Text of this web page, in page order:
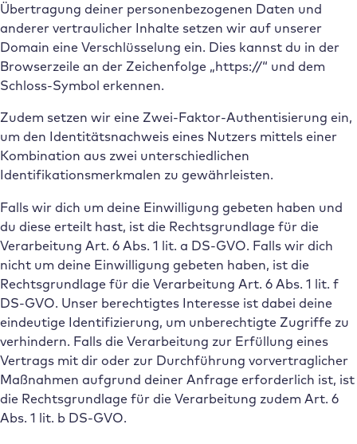
Übertragung deiner personenbezogenen Daten und
anderer vertraulicher Inhalte setzen wir auf unserer
Domain eine Verschlüsselung ein. Dies kannst du in der
Browserzeile an der Zeichenfolge „https://“ und dem
Schloss-Symbol erkennen.
Zudem setzen wir eine Zwei-Faktor-Authentisierung ein,
um den Identitätsnachweis eines Nutzers mittels einer
Kombination aus zwei unterschiedlichen
Identifikationsmerkmalen zu gewährleisten.
Falls wir dich um deine Einwilligung gebeten haben und
du diese erteilt hast, ist die Rechtsgrundlage für die
Verarbeitung Art. 6 Abs. 1 lit. a DS-GVO. Falls wir dich
nicht um deine Einwilligung gebeten haben, ist die
Rechtsgrundlage für die Verarbeitung Art. 6 Abs. 1 lit. f
DS-GVO. Unser berechtigtes Interesse ist dabei deine
eindeutige Identifizierung, um unberechtigte Zugriffe zu
verhindern. Falls die Verarbeitung zur Erfüllung eines
Vertrags mit dir oder zur Durchführung vorvertraglicher
Maßnahmen aufgrund deiner Anfrage erforderlich ist, ist
die Rechtsgrundlage für die Verarbeitung zudem Art. 6
Abs. 1 lit. b DS-GVO.